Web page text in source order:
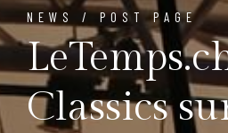
NEWS / POST PAGE
Classics